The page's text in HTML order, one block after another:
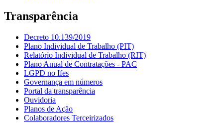
Transparência
Decreto 10.139/2019
Plano Individual de Trabalho (PIT)
Relatório Individual de Trabalho (RIT)
Plano Anual de Contratações - PAC
LGPD no Ifes
Governança em números
Portal da transparência
Ouvidoria
Planos de Ação
Colaboradores Terceirizados